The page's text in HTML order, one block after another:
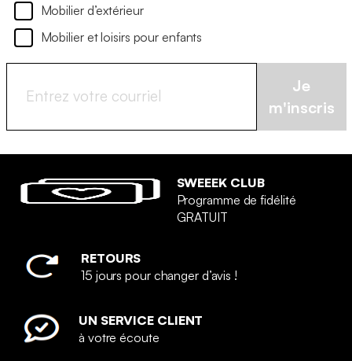
Mobilier d’extérieur
Mobilier et loisirs pour enfants
Je
m'inscris
SWEEEK CLUB
Programme de fidélité
GRATUIT
RETOURS
15 jours pour changer d’avis !
UN SERVICE CLIENT
à votre écoute